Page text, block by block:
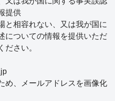
提供
と相容れない、又は我が国に
についての情報を提供いただ
ださい。
め、メールアドレスを画像化